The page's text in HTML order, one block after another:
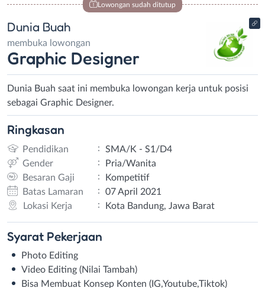
Lowongan sudah ditutup
Dunia Buah
membuka lowongan
Graphic Designer
Dunia Buah saat ini membuka lowongan kerja untuk posisi
sebagai Graphic Designer.
Ringkasan
Pendidikan :
SMA/K - S1/D4
Gender
:
Pria/Wanita
Besaran Gaji
:
Kompetitif
Batas Lamaran
:
07 April 2021
Lokasi Kerja
: Kota Bandung, Jawa Barat
Syarat Pekerjaan
Photo Editing
Video Editing (Nilai Tambah)
Bisa Membuat Konsep Konten (IG,Youtube,Tiktok)